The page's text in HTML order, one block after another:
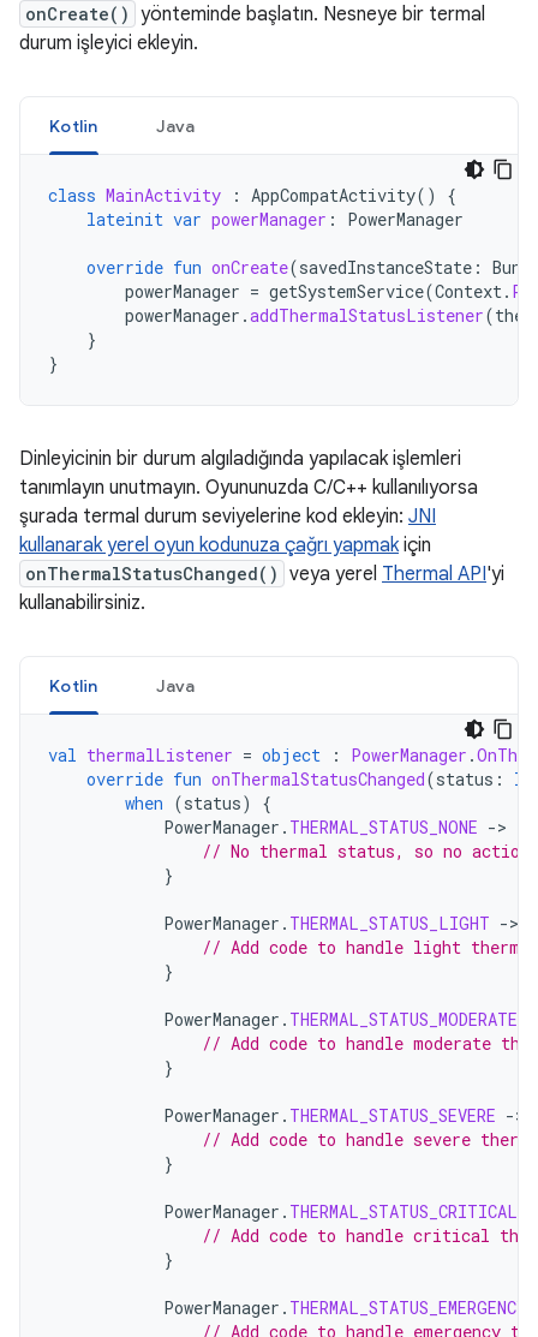
onCreate() yönteminde başlatın. Nesneye bir termal
durum işleyici ekleyin.
Kotlin Java
class MainActivity : AppCompatActivity()
{
lateinit var powerManager : PowerManager
override fun onCreate(savedInstanceState :
powerManager = getSystemService(Context.
powerManager .addThermalStatusListener(
}
}
Dinleyicinin bir durum algıladığında yapılacak işlemleri
tanımlayın unutmayın. Oyununuzda C/C++ kullanılıyorsa
şurada termal durum seviyelerine kod ekleyin: JNI
kullanarak yerel oyun kodunuza çağrı yapmakiçin
onThermalStatusChanged() veya yerel Thermal API'yi
kullanabilirsiniz.
Kotlin Java
val thermalListener = object : PowerManager .
override fun onThermalStatusChanged(status :
when (status)
{
PowerManager . THERMAL_STATUS_NONE ->
// No thermal status, so no action
}
PowerManager . THERMAL_STATUS_LIGHT ->
// Add code to handle light
}
PowerManager . THERMAL_STATUS_MODERATE
// Add code to handle moderate
}
PowerManager . THERMAL_STATUS_SEVERE ->
// Add code to handle severe
}
PowerManager . THERMAL_STATUS_CRITICAL
// Add code to handle critical
}
PowerManager . THERMAL_STATUS_EMERGENCY
// Add code to handle emergency